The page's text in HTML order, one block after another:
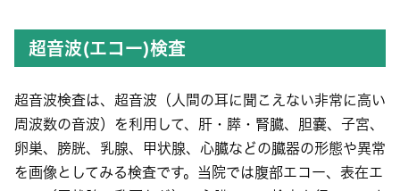
超音波(エコー)検査
超音波検査は、超音波（人間の耳に聞こえない非常に高い
周波数の音波）を利用して、肝・膵・腎臓、胆嚢、子宮、
卵巣、膀胱、乳腺、甲状腺、心臓などの臓器の形態や異常
を画像としてみる検査です。当院では腹部エコー、表在エ